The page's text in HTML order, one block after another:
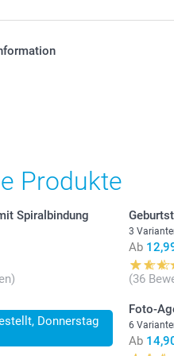
sich in EURO (€) inkl.
Sie sich für den Küchen-
ist. Hierbei handelt es sich
Option.
Produkte
Spiralbindung
3
Ab
(36
Donnerstag
Foto-
6
Ab